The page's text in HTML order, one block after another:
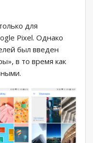
для
Pixel. Однако
был введен
в то время как